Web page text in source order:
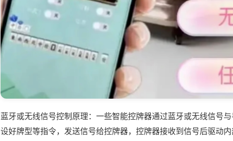
蓝牙或无线信号控制原理：一些智能控牌器通过蓝牙或无线信号
设好牌型等指令，发送信号给控牌器，控牌器接收到信号后驱动